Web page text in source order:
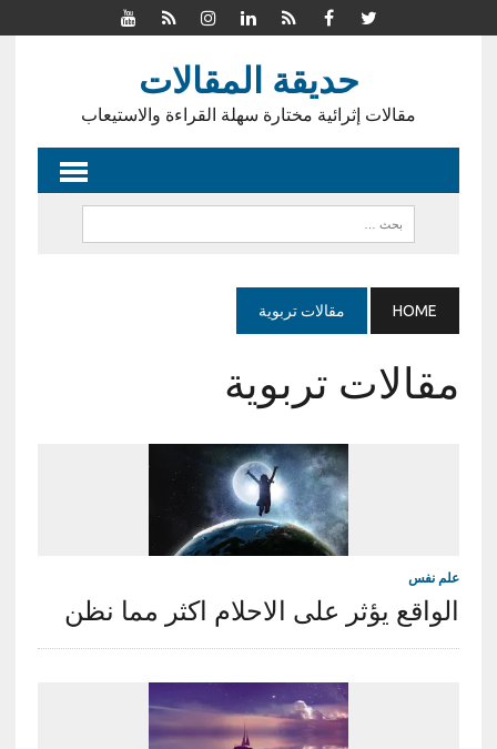
حديقة المقالات
مقالات إثرائية مختارة سهلة القراءة والاستيعاب
HOME مقالات تربوية
مقالات تربوية
علم نفس
الواقع يؤثر على الاحلام اكثر مما نظن